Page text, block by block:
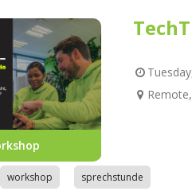
workshop sprechstunde